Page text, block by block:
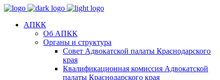
АПКК
Об АПКК
Органы и структура
Совет Адвокатской палаты Краснодарского
края
Квалификационная комиссия Адвокатской
палаты Краснодарского края